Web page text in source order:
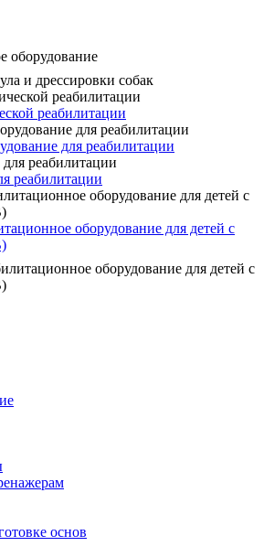
оборудование
и дрессировки собак
реабилитации
для реабилитации
реабилитации
оборудование для детей с
оборудование для детей с
основ